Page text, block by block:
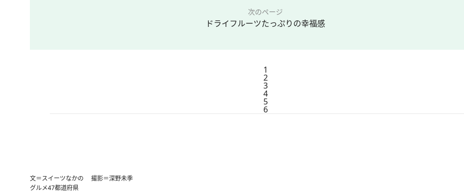
次のページ
ドライフルーツたっぷりの幸福感
1
2
3
4
5
6
文＝スイーツなかの 撮影＝深野未季
グルメ47都道府県